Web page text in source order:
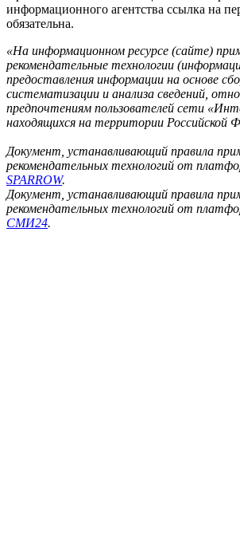
информационного агентства ссылка на
обязательна.
«На информационном ресурсе (сайте)
рекомендательные технологии
предоставления информации на основе
систематизации и анализа сведений,
предпочтениям пользователей сети
находящихся на территории Российской
Документ, устанавливающий правила
рекомендательных технологий от
SPARROW.
Документ, устанавливающий правила
рекомендательных технологий от
СМИ24.